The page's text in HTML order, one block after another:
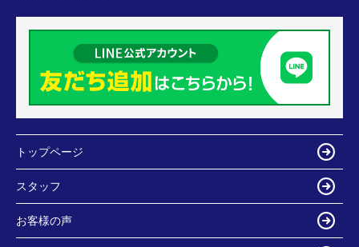
トップページ
スタッフ
お客様の声